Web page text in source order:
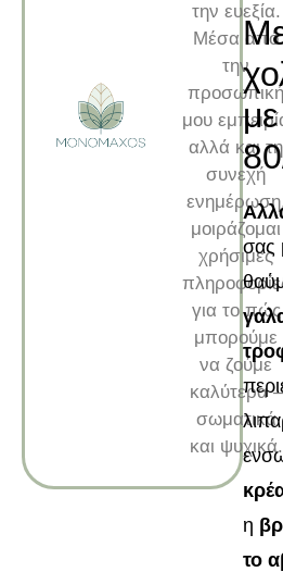
την ευεξία.
Μέσα από
την
προσωπική
μου
αλλά και τη
συνεχή
μοιράζομαι
χρήσιμες
για το πώς
μπορούμε
να ζούμε
καλύτερα –
σωματικά
και ψυχικά.
σας
η
το